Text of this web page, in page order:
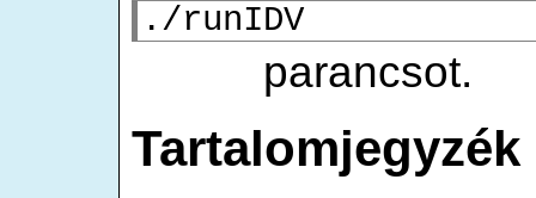
./runIDV
parancsot.
Tartalomjegyzék